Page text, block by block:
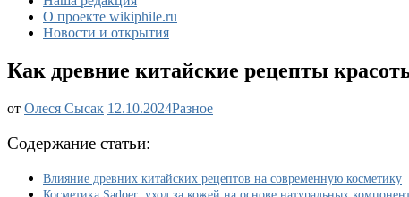
О проекте wikiphile.ru
Новости и открытия
Как древние китайские рецепты
от Олеся Сысак 12.10.2024Как
красоты
влияют
Разное
Содержание статьи:
Влияние древних китайских рецептов на современную косметику